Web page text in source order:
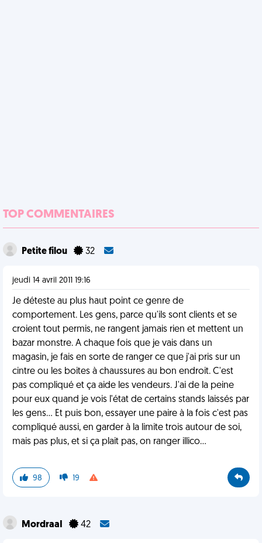
TOP COMMENTAIRES
Petite filou 32
jeudi 14 avril 2011 19:16
Je déteste au plus haut point ce genre de
comportement. Les gens, parce qu'ils sont clients et se
croient tout permis, ne rangent jamais rien et mettent un
bazar monstre. A chaque fois que je vais dans un
magasin, je fais en sorte de ranger ce que j'ai pris sur un
cintre ou les boites à chaussures au bon endroit. C'est
pas compliqué et ça aide les vendeurs. J'ai de la peine
pour eux quand je vois l'état de certains stands laissés par
les gens... Et puis bon, essayer une paire à la fois c'est pas
compliqué aussi, en garder à la limite trois autour de soi,
mais pas plus, et si ça plait pas, on ranger illico...
98 19
MordraaI 42